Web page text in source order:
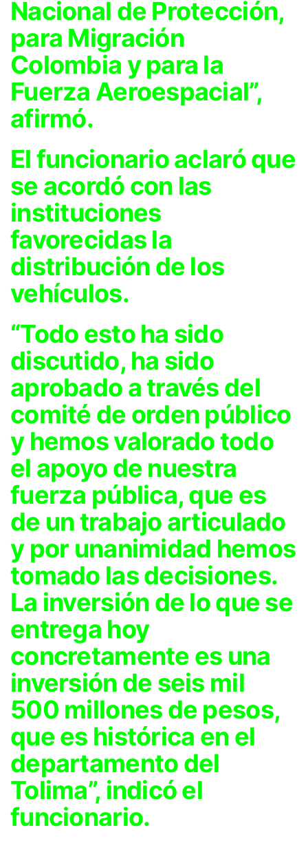
Nacional de Protección,
para Migración
Colombia y para la
Fuerza Aeroespacial”,
afirmó.
El funcionario aclaró que
se acordó con las
instituciones
favorecidas la
distribución de los
vehículos.
“Todo esto ha sido
discutido, ha sido
aprobado a través del
comité de orden público
y hemos valorado todo
el apoyo de nuestra
fuerza pública, que es
de un trabajo articulado
y por unanimidad hemos
tomado las decisiones.
La inversión de lo que se
entrega hoy
concretamente es una
inversión de seis mil
500 millones de pesos,
que es histórica en el
departamento del
Tolima”, indicó el
funcionario.